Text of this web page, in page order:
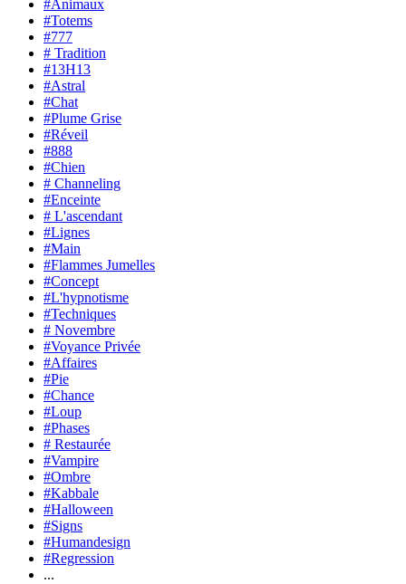
#Animaux
#Totems
#777
# Tradition
#13H13
#Astral
#Chat
#Plume Grise
#Réveil
#888
#Chien
# Channeling
#Enceinte
# L'ascendant
#Lignes
#Main
#Flammes Jumelles
#Concept
#L'hypnotisme
#Techniques
# Novembre
#Voyance Privée
#Affaires
#Pie
#Chance
#Loup
#Phases
# Restaurée
#Vampire
#Ombre
#Kabbale
#Halloween
#Signs
#Humandesign
#Regression
...